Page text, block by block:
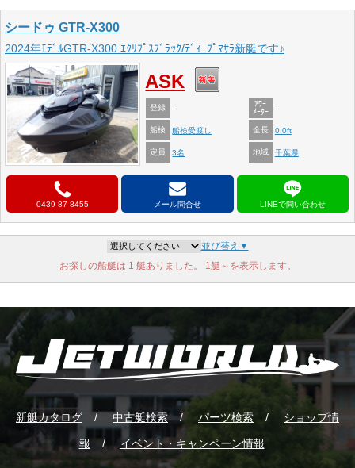
シードゥ GTR-X300
2024年ﾓﾃﾞﾙGTR-X300 ｴｸﾘﾌﾟｽﾌﾞﾗｯｸ/ﾃﾞｨｰﾌﾟﾏｻﾗ新艇です♪
ASK
登録 -
ｱﾜｰ
ﾒｰﾀｰ
-
船検 船検受渡し 全長 0.0ft
定員 3名 地域 千葉県
0439-87-8455 メール問合せ
並び替え▼
お探しの船艇は 1 艇ありました。 1艇～を表示します。
新艇カタログ 中古艇検索 パーツ検索 ショップ情
報 イベント・キャンペーン情報